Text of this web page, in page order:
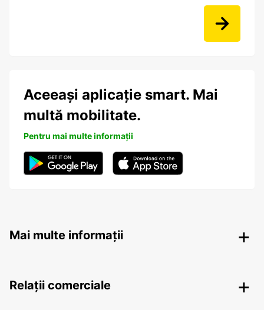
Aceeași aplicație smart. Mai
multă mobilitate.
Pentru mai multe informații
Mai multe informații
Relații comerciale